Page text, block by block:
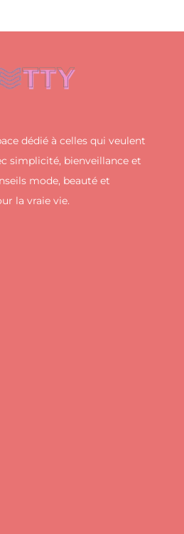
dédié à celles qui veulent
simplicité, bienveillance et
mode, beauté et
la vraie vie.